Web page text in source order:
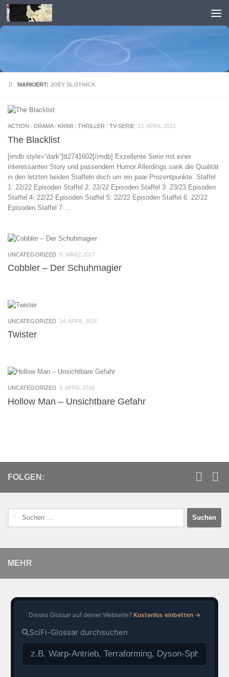
Skip to content
MARKIERT:JOEY SLOTNICK
ACTION / DRAMA/ KRIMI / THRILLER / TV-SERIE 23. APRIL 2021
The Blacklist
[imdb style=“dark“]tt2741602[/imdb] Exzellente Serie mit einer
interessanten Story und passendem Humor.Allerdings sank die Qualität
in den letzten beiden Staffeln doch um ein paar Prozentpunkte. Staffel
1: 22/22 Episoden Staffel 2: 22/22 Episoden Staffel 3: 23/23 Episoden
Staffel 4: 22/22 Episoden Staffel 5: 22/22 Episoden Staffel 6: 22/22
Episoden Staffel 7:...
UNCATEGORIZED 9. MÄRZ 2017
Cobbler – Der Schuhmagier
UNCATEGORIZED 14. APRIL 2016
Twister
UNCATEGORIZED 8. APRIL 2016
Hollow Man – Unsichtbare Gefahr
FOLGEN:
MEHR